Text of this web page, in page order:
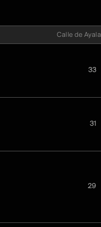
Calle de Ayala
33
31
29